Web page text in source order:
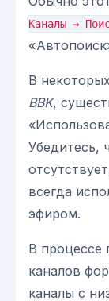
Каналы →
В
BBK,
Убедитесь,
всегда
эфиром.
В процессе
каналов
каналы с